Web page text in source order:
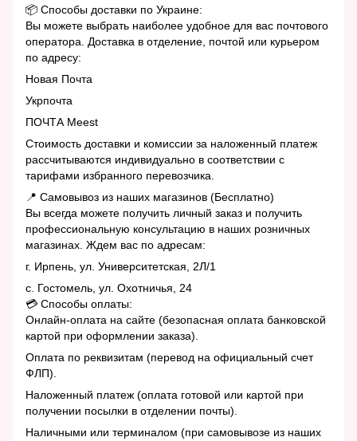
📦 Способы доставки по Украине:
Вы можете выбрать наиболее удобное для вас почтового
оператора. Доставка в отделение, почтой или курьером
по адресу:
Новая Почта
Укрпочта
ПОЧТА Meest
Стоимость доставки и комиссии за наложенный платеж
рассчитываются индивидуально в соответствии с
тарифами избранного перевозчика.
📍 Самовывоз из наших магазинов (Бесплатно)
Вы всегда можете получить личный заказ и получить
профессиональную консультацию в наших розничных
магазинах. Ждем вас по адресам:
г. Ирпень, ул. Университетская, 2Л/1
с. Гостомель, ул. Охотничья, 24
💳 Способы оплаты:
Онлайн-оплата на сайте (безопасная оплата банковской
картой при оформлении заказа).
Оплата по реквизитам (перевод на официальный счет
ФЛП).
Наложенный платеж (оплата готовой или картой при
получении посылки в отделении почты).
Наличными или терминалом (при самовывозе из наших